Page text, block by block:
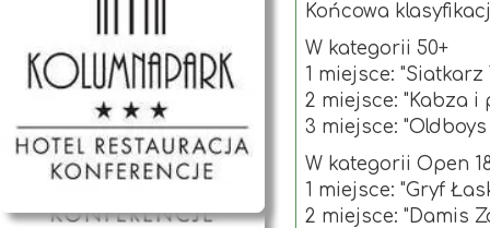
Końcowa
W kategorii 50+
1 miejsce: "Siatkarz
2 miejsce: "Kabza i
3 miejsce: "Oldboys
W kategorii Open
1 miejsce: "Gryf
2 miejsce: "Damis